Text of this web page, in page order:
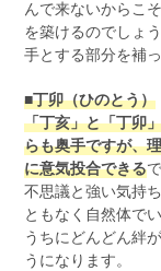
んで来ないからこ
を築けるのでしょ
手とする部分を補
■丁卯（ひのとう）
「丁亥」と「丁卯
らも奥手ですが、
に意気投合できる
不思議と強い気持
ともなく自然体で
うちにどんどん絆
うになります。